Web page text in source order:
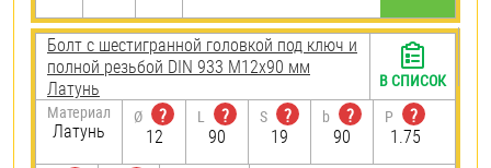
Болт с шестигранной головкой под ключ и
полной резьбой DIN 933 М12х90 мм
Латунь
Материал
Латунь
Ø
?
12
L
?
90
S
?
19
b
?
90
P
?
1.75
В СПИСОК